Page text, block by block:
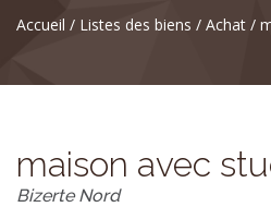
Accueil Listes des biens Achat
maison avec
Bizerte Nord